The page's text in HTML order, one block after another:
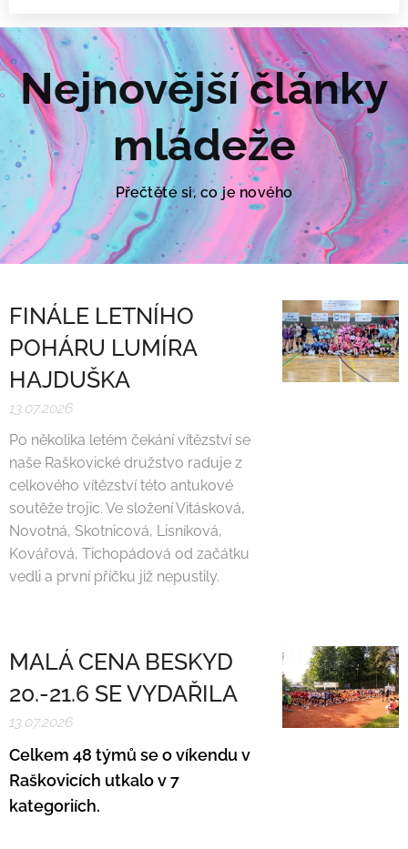
Nejnovější články
mládeže
Přečtěte si, co je nového
FINÁLE LETNÍHO
POHÁRU LUMÍRA
HAJDUŠKA
13.07.2026
Po několika letém čekání vítězství se
naše Raškovické družstvo raduje z
celkového vítězství této antukové
soutěže trojic. Ve složení Vitásková,
Novotná, Skotnicová, Lisníková,
Kovářová, Tichopádová od začátku
vedli a první příčku již nepustily.
MALÁ CENA BESKYD
20.-21.6 SE VYDAŘILA
13.07.2026
Celkem 48 týmů se o víkendu v
Raškovicích utkalo v 7
kategoriích.